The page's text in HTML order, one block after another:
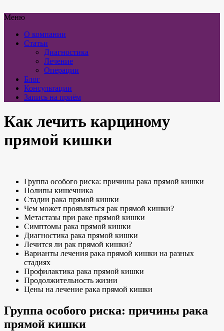
Меню
О компании
Статьи
Диагностика
Лечение
Операции
Блог
Консультации
Запись на приём
Как лечить карциному
прямой кишки
Группа особого риска: причины рака прямой кишки
Полипы кишечника
Стадии рака прямой кишки
Чем может проявляться рак прямой кишки?
Метастазы при раке прямой кишки
Симптомы рака прямой кишки
Диагностика рака прямой кишки
Лечится ли рак прямой кишки?
Варианты лечения рака прямой кишки на разных
стадиях
Профилактика рака прямой кишки
Продолжительность жизни
Цены на лечение рака прямой кишки
Группа особого риска: причины рака
прямой кишки